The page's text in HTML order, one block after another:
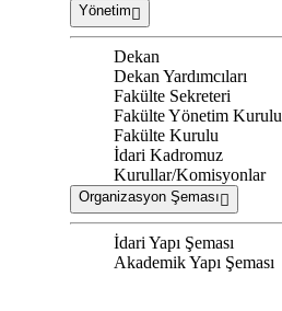
Yönetim
Dekan
Dekan Yardımcıları
Fakülte Sekreteri
Fakülte Yönetim Kurulu
Fakülte Kurulu
İdari Kadromuz
Kurullar/Komisyonlar
Organizasyon Şeması
İdari Yapı Şeması
Akademik Yapı Şeması